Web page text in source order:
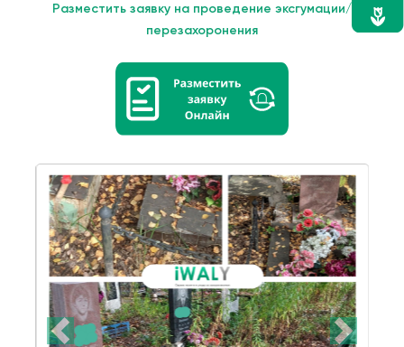
Разместить заявку на проведение эксгумации/
перезахоронения